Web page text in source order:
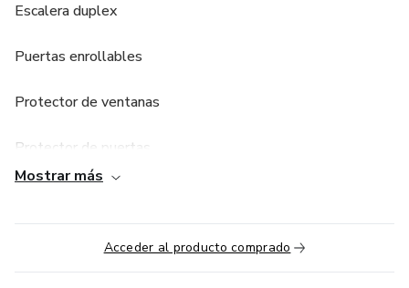
Escalera duplex
Puertas enrollables
Protector de ventanas
Protector de puertas
Altillo de metálico
Mostrar más
Acceder al producto comprado